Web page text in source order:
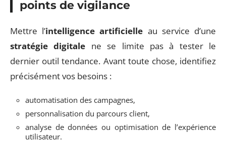
points de vigilance
Mettre l’intelligence artificielle au service d’une
stratégie digitale ne se limite pas à tester le
dernier outil tendance. Avant toute chose, identifiez
précisément vos besoins :
automatisation des campagnes,
personnalisation du parcours client,
analyse de données ou optimisation de l’expérience
utilisateur.